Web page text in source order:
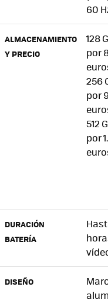
60
ALMACENAMIENTO
Y PRECIO
128
por
256
por
512
por
DURACIÓN
BATERÍA
DISEÑO